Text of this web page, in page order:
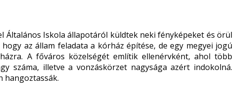
Általános Iskola állapotáról küldtek neki fényképeket és örül
az állam feladata a kórház építése, de egy megyei jogú
A főváros közelségét említik ellenérvként, ahol több
száma, illetve a vonzáskörzet nagysága azért indokolná.
hangoztassák.